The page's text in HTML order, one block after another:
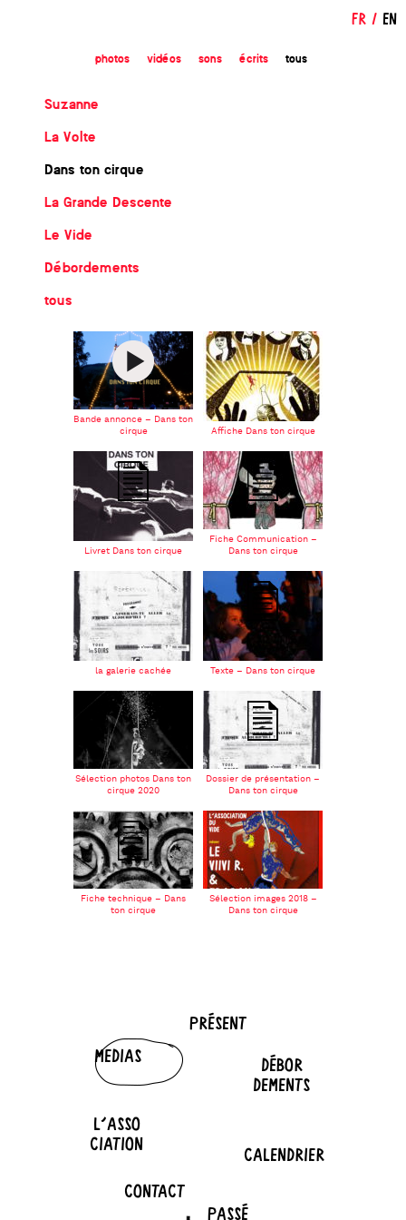
photos vidéos sons écrits tous
Suzanne
La Volte
Dans ton cirque
La Grande Descente
Le Vide
Débordements
tous
Bande annonce – Dans ton
cirque
Affiche Dans ton cirque
Livret Dans ton cirque
Fiche Communication –
Dans ton cirque
la galerie cachée Texte – Dans ton cirque
Sélection photos Dans ton
cirque 2020
Dossier de présentation –
Dans ton cirque
Fiche technique – Dans
ton cirque
Sélection images 2018 –
Dans ton cirque
PRÉSENT
DÉBOR
DEMENTS
CALENDRIER
CONTACT
PASSÉ
L'ASSO
CIATION
MEDIAS
FR / EN